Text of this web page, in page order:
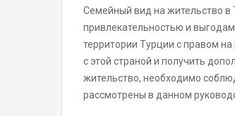
Семейный вид на жительство в
привлекательностью и
территории Турции с правом
с этой страной и получить
жительство, необходимо
рассмотрены в данном